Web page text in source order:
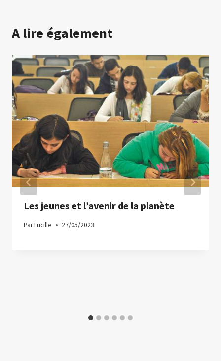
A lire également
Les jeunes et l’avenir de la planète
ParLucille 27/05/2023